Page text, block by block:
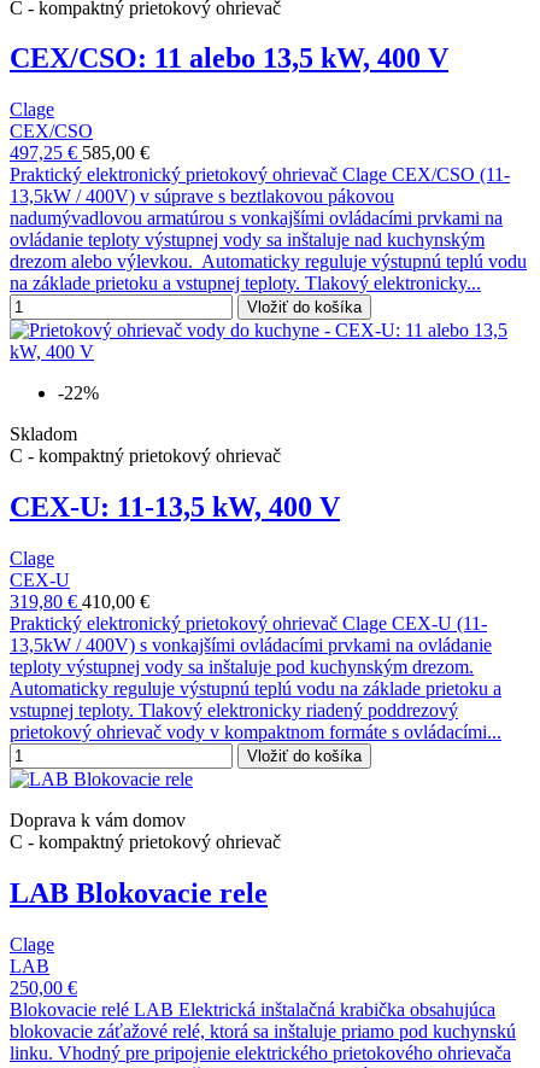
C - kompaktný prietokový ohrievač
CEX/CSO: 11 alebo 13,5 kW, 400 V
Clage
CEX/CSO
497,25 € 585,00 €
Praktický elektronický prietokový ohrievač Clage CEX/CSO (11-
13,5kW / 400V) v súprave s beztlakovou pákovou
nadumývadlovou armatúrou s vonkajšími ovládacími prvkami na
ovládanie teploty výstupnej vody sa inštaluje nad kuchynským
drezom alebo výlevkou. Automaticky reguluje výstupnú teplú vodu
na základe prietoku a vstupnej teploty. Tlakový elektronicky...
Vložiť do košíka
-22%
Skladom
C - kompaktný prietokový ohrievač
CEX-U: 11-13,5 kW, 400 V
Clage
CEX-U
319,80 € 410,00 €
Praktický elektronický prietokový ohrievač Clage CEX-U (11-
13,5kW / 400V) s vonkajšími ovládacími prvkami na ovládanie
teploty výstupnej vody sa inštaluje pod kuchynským drezom.
Automaticky reguluje výstupnú teplú vodu na základe prietoku a
vstupnej teploty. Tlakový elektronicky riadený poddrezový
prietokový ohrievač vody v kompaktnom formáte s ovládacími...
Vložiť do košíka
Doprava k vám domov
C - kompaktný prietokový ohrievač
LAB Blokovacie rele
Clage
LAB
250,00 €
Blokovacie relé LAB Elektrická inštalačná krabička obsahujúca
blokovacie záťažové relé, ktorá sa inštaluje priamo pod kuchynskú
linku. Vhodný pre pripojenie elektrického prietokového ohrievača